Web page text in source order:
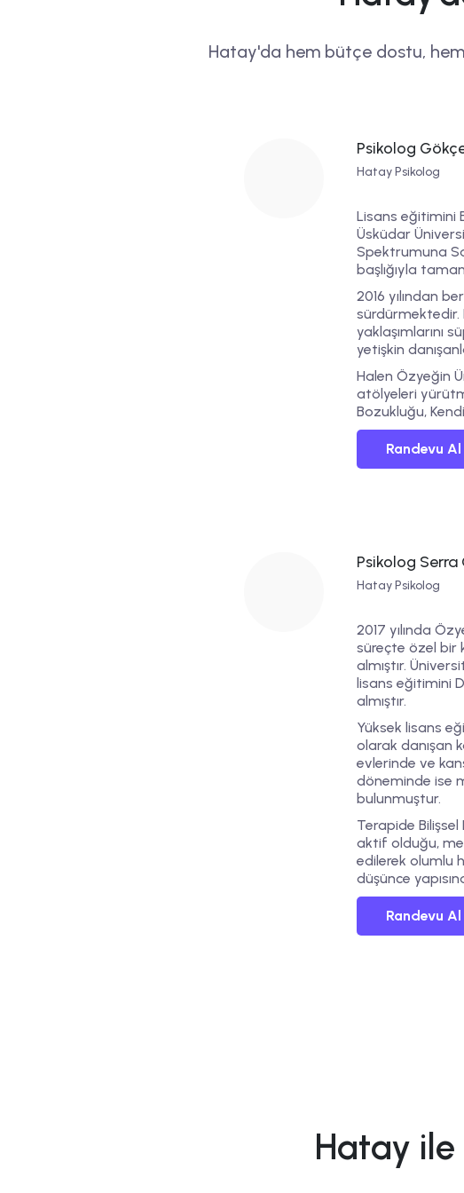
Hatay'da hem bütçe dostu,
Psikolog
Hatay Psikolog
Lisans eğitimini
Üsküdar
Spektrumuna
başlığıyla
2016 yılından
sürdürmektedir.
yaklaşımlarını
yetişkin
Halen Özyeğin
atölyeleri
Bozukluğu,
Randevu Al
Psikolog Serra
Hatay Psikolog
2017 yılında
süreçte özel bir
almıştır.
lisans eğitimini
almıştır.
Yüksek lisans
olarak danışan
evlerinde ve
döneminde ise
bulunmuştur.
Terapide Bilişsel
aktif olduğu,
edilerek olumlu
düşünce
Randevu Al
Hatay ile